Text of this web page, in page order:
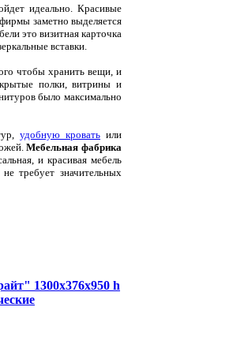
идеально. Красивые
заметно выделяется
это визитная карточка
вставки.
чтобы хранить вещи, и
полки, витрины и
было максимально
удобную кровать или
Мебельная фабрика
и красивая мебель
требует значительных
1300х376х950 h